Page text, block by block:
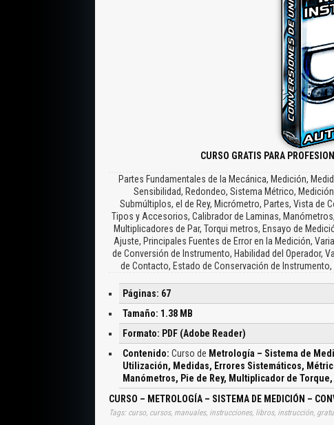
CURSO GRATIS PARA
Partes Fundamentales de la Mecánica, Medición,
Sensibilidad, Redondeo, Sistema Métrico,
Submúltiplos, el de Rey, Micrómetro, Partes, Vista de
Tipos y Accesorios, Calibrador de Laminas,
Multiplicadores de Par, Torqui metros, Ensayo de
Ajuste, Principales Fuentes de Error en la Medición,
de Conversión de Instrumento, Habilidad del Operador,
de Contacto, Estado de Conservación de
Páginas: 67
Tamaño: 1.38 MB
Formato: PDF (Adobe Reader)
Contenido: Curso de Metrología – Sistema de
Utilización, Medidas, Errores Sistemáticos,
Manómetros, Pie de Rey, Multiplicador de
CURSO – METROLOGÍA – SISTEMA DE MEDICIÓN –